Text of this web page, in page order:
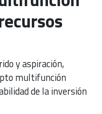
y aspiración,
multifunción
de la inversión